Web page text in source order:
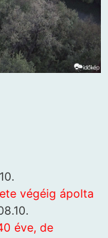
végéig ápolta
éve, de